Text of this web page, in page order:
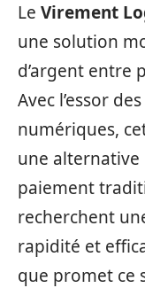
Le Virement
une solution
d’argent entre
Avec l’essor
numériques,
une alternative
paiement
recherchent
rapidité et
que promet ce